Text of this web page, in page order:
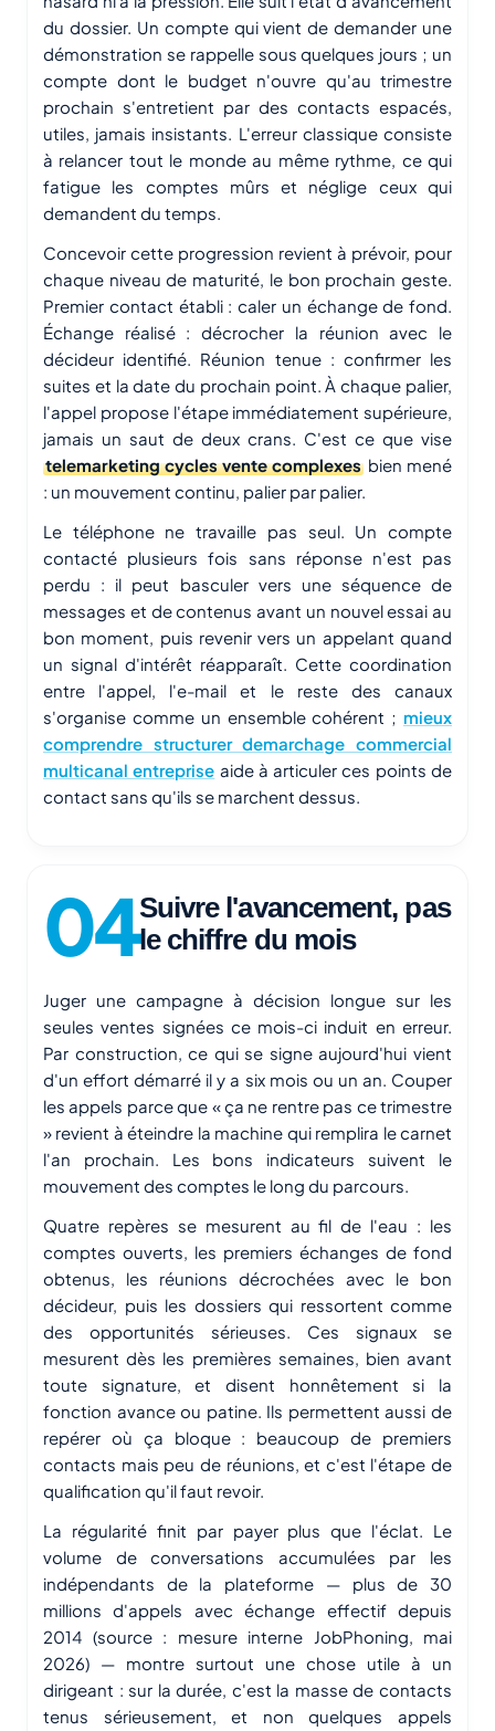
du dossier. Un compte qui vient de demander une
démonstration se rappelle sous quelques jours ; un
compte dont le budget n'ouvre qu'au trimestre
prochain s'entretient par des contacts espacés,
utiles, jamais insistants. L'erreur classique consiste
à relancer tout le monde au même rythme, ce qui
fatigue les comptes mûrs et néglige ceux qui
demandent du temps.
Concevoir cette progression revient à prévoir, pour
chaque niveau de maturité, le bon prochain geste.
Premier contact établi : caler un échange de fond.
Échange réalisé : décrocher la réunion avec le
décideur identifié. Réunion tenue : confirmer les
suites et la date du prochain point. À chaque palier,
l'appel propose l'étape immédiatement supérieure,
jamais un saut de deux crans. C'est ce que vise
telemarketing cycles vente complexesbien mené
: un mouvement continu, palier par palier.
Le téléphone ne travaille pas seul. Un compte
contacté plusieurs fois sans réponse n'est pas
perdu : il peut basculer vers une séquence de
messages et de contenus avant un nouvel essai au
bon moment, puis revenir vers un appelant quand
un signal d'intérêt réapparaît. Cette coordination
entre l'appel, l'e-mail et le reste des canaux
s'organise comme un ensemble cohérent ; mieux
comprendre structurer demarchage commercial
multicanal entreprise aide à articuler ces points de
contact sans qu'ils se marchent dessus.
Suivre l'avancement, pas
le chiffre du mois
Juger une campagne à décision longue sur les
seules ventes signées ce mois-ci induit en erreur.
Par construction, ce qui se signe aujourd'hui vient
d'un effort démarré il y a six mois ou un an. Couper
les appels parce que « ça ne rentre pas ce trimestre
» revient à éteindre la machine qui remplira le carnet
l'an prochain. Les bons indicateurs suivent le
mouvement des comptes le long du parcours.
Quatre repères se mesurent au fil de l'eau : les
comptes ouverts, les premiers échanges de fond
obtenus, les réunions décrochées avec le bon
décideur, puis les dossiers qui ressortent comme
des opportunités sérieuses. Ces signaux se
mesurent dès les premières semaines, bien avant
toute signature, et disent honnêtement si la
fonction avance ou patine. Ils permettent aussi de
repérer où ça bloque : beaucoup de premiers
contacts mais peu de réunions, et c'est l'étape de
qualification qu'il faut revoir.
La régularité finit par payer plus que l'éclat. Le
volume de conversations accumulées par les
indépendants de la plateforme — plus de 30
millions d'appels avec échange effectif depuis
2014 (source : mesure interne JobPhoning, mai
2026) — montre surtout une chose utile à un
dirigeant : sur la durée, c'est la masse de contacts
tenus sérieusement, et non quelques appels